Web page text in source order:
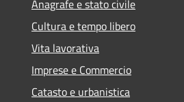
Anagrafe e stato civile
Cultura e tempo libero
Vita lavorativa
Imprese e Commercio
Catasto e urbanistica